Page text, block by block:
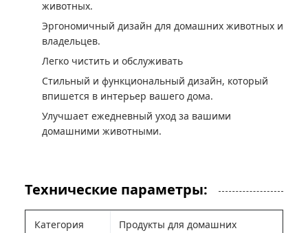
животных.
Эргономичный дизайн для домашних животных и
владельцев.
Легко чистить и обслуживать
Стильный и функциональный дизайн, который
впишется в интерьер вашего дома.
Улучшает ежедневный уход за вашими
домашними животными.
Технические параметры:
Категория
Продукты для домашних